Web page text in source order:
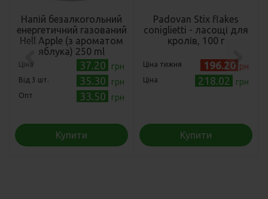
Напій безалкогольний
енергетичний газований
Hell Apple (з ароматом
яблука) 250 ml
Ціна 37.20 грн
Від 3 шт. 35.30 грн
Опт 33.50 грн
Купити
Padovan Stix flakes
coniglietti - ласощі для
кролів, 100 г
Ціна тижня 196.20 грн
Ціна 218.02 грн
Купити